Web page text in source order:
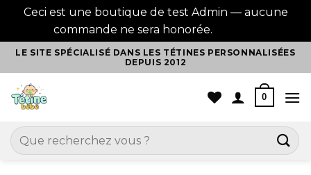
Ceci est une boutique de test Admin — aucune
commande ne sera honorée.
Passer
contenu
LE SITE SPÉCIALISÉ DANS LES TÉTINES PERSONNALISÉES
DEPUIS 2012
0
Recherche
pour :